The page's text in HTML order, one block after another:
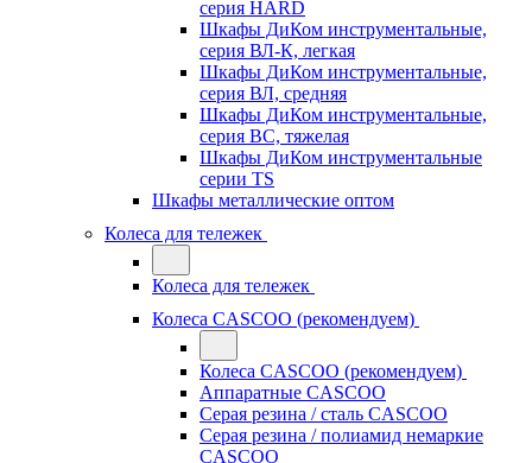
серия HARD
Шкафы ДиКом инструментальные,
cерия ВЛ-К, легкая
Шкафы ДиКом инструментальные,
серия ВЛ, средняя
Шкафы ДиКом инструментальные,
серия ВС, тяжелая
Шкафы ДиКом инструментальные
серии TS
Шкафы металлические оптом
Колеса для тележек
Колеса для тележек
Колеса CASCOO (рекомендуем)
Колеса CASCOO (рекомендуем)
Аппаратные CASCOO
Серая резина / сталь CASCOO
Серая резина / полиамид немаркие
CASCOO